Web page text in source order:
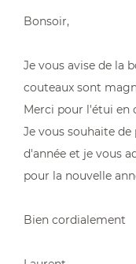
Bonsoir,
Je vous avise de la
couteaux sont
Merci pour l'étui en
Je vous souhaite
d'année et je vous
pour la nouvelle
Bien cordialement